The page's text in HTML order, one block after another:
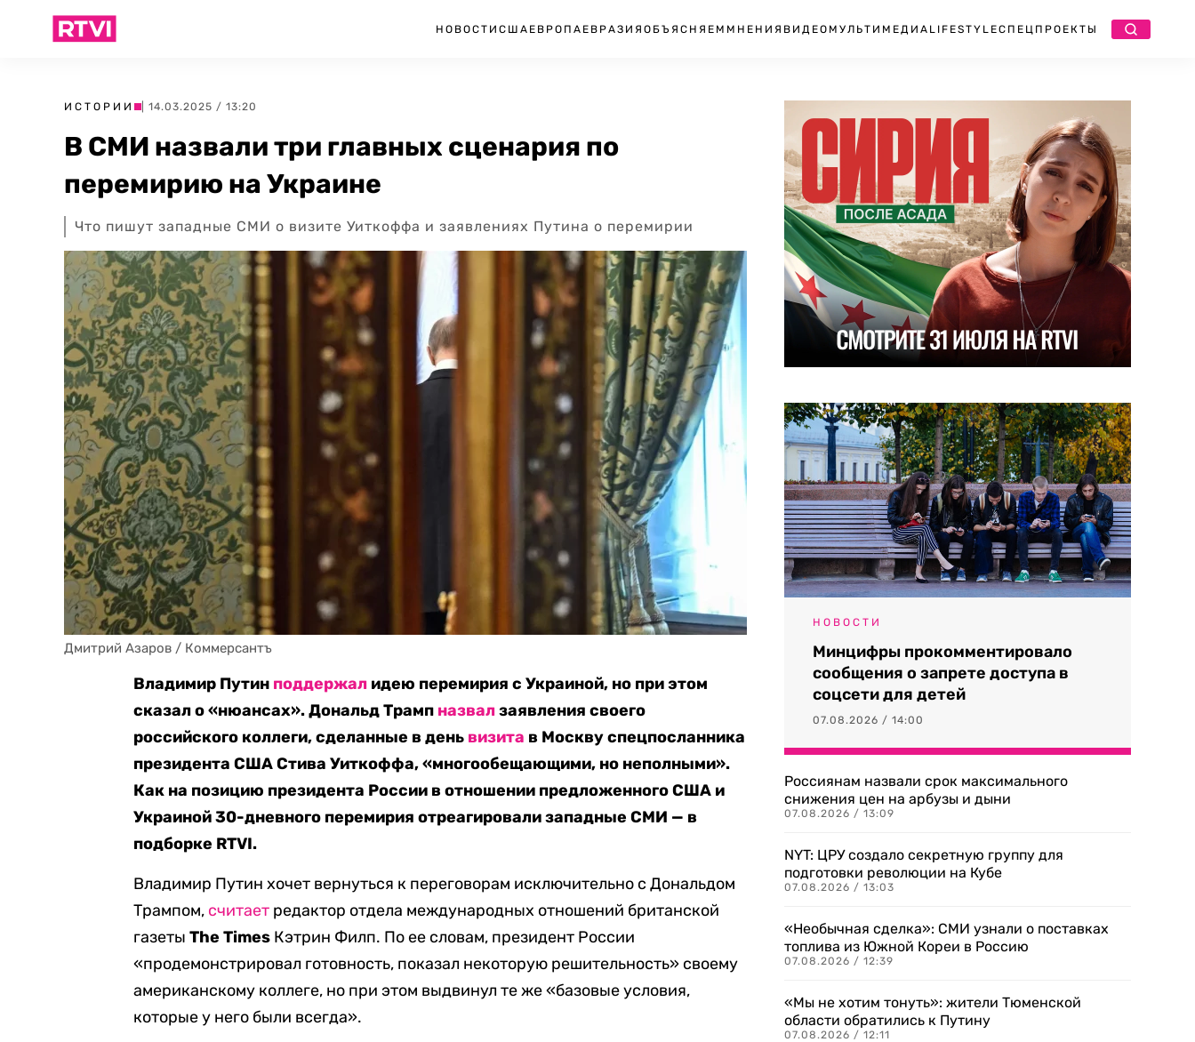
НОВОСТИ США ЕВРОПА ЕВРАЗИЯ ОБЪЯСНЯЕМ МНЕНИЯ ВИДЕО МУЛЬТИМЕДИА LIFESTYLEСПЕЦПРОЕКТЫ
ИСТОРИИ | 14.03.2025 / 13:20
В СМИ назвали три главных сценария по
перемирию на Украине
Что пишут западные СМИ о визите Уиткоффа и заявлениях Путина о перемирии
Дмитрий Азаров / Коммерсантъ
Владимир Путин поддержал идею перемирия с Украиной, но при этом
сказал о «нюансах». Дональд Трамп назвалзаявления своего
российского коллеги, сделанные в день визита в Москву спецпосланника
президента США Стива Уиткоффа, «многообещающими, но неполными».
Как на позицию президента России в отношении предложенного США и
Украиной 30-дневного перемирия отреагировали западные СМИ — в
подборке RTVI.
Владимир Путин хочет вернуться к переговорам исключительно с Дональдом
Трампом, считает редактор отдела международных отношений британской
газеты The Times Кэтрин Филп. По ее словам, президент России
«продемонстрировал готовность, показал некоторую решительность» своему
американскому коллеге, но при этом выдвинул те же «базовые условия,
которые у него были всегда».
НОВОСТИ
Минцифры прокомментировало
сообщения о запрете доступа в
соцсети для детей
07.08.2026 / 14:00
Россиянам назвали срок максимального
снижения цен на арбузы и дыни
07.08.2026 / 13:09
NYT: ЦРУ создало секретную группу для
подготовки революции на Кубе
07.08.2026 / 13:03
«Необычная сделка»: СМИ узнали о поставках
топлива из Южной Кореи в Россию
07.08.2026 / 12:39
«Мы не хотим тонуть»: жители Тюменской
области обратились к Путину
07.08.2026 / 12:11